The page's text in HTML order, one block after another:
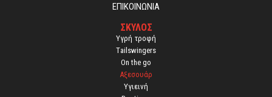
ΕΠΙΚΟΙΝΩΝΙΑ
ΣΚΥΛΟΣ
Yγρή τροφή
Τailswingers
On the go
Αξεσουάρ
Υγιεινή